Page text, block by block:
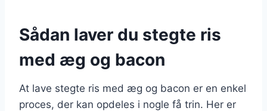
Sådan laver du stegte ris
med æg og bacon
At lave stegte ris med æg og bacon er en enkel
proces, der kan opdeles i nogle få trin. Her er